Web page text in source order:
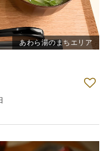
あわら湯のまちエリア